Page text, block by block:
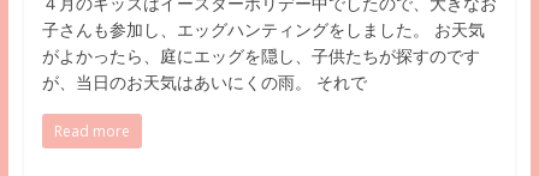
子さんも参加し、エッグハンティングをしました。 お天気
がよかったら、庭にエッグを隠し、子供たちが探すのです
が、当日のお天気はあいにくの雨。 それで
Read more